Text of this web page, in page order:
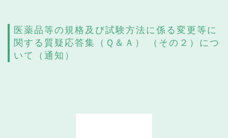
医薬品等の規格及び試験方法に係る変更等に
関する質疑応答集（Ｑ＆Ａ） （その２）につ
いて（通知）